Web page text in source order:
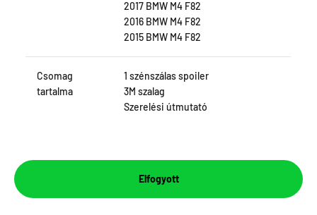
2017 BMW M4 F82
2016 BMW M4 F82
2015 BMW M4 F82
Csomag
tartalma
1 szénszálas spoiler
3M szalag
Szerelési útmutató
Elfogyott